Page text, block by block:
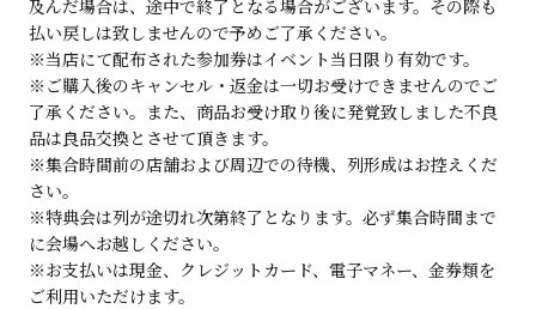
及んだ場合は、途中で終了となる場合がございます。その際も
払い戻しは致しませんので予めご了承ください。
※当店にて配布された参加券はイベント当日限り有効です。
※ご購入後のキャンセル・返金は一切お受けできませんのでご
了承ください。また、商品お受け取り後に発覚致しました不良
品は良品交換とさせて頂きます。
※集合時間前の店舗および周辺での待機、列形成はお控えくだ
さい。
※特典会は列が途切れ次第終了となります。必ず集合時間まで
に会場へお越しください。
※お支払いは現金、クレジットカード、電子マネー、金券類を
ご利用いただけます。